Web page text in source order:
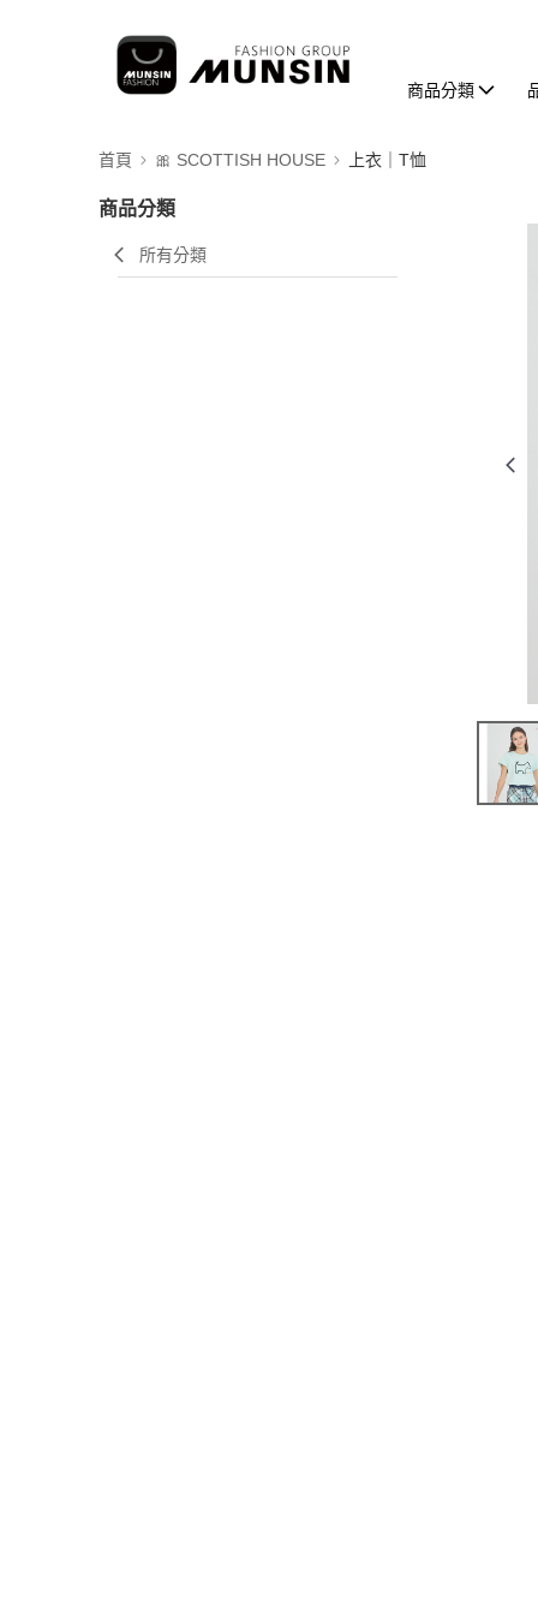
商品分類
首頁 🎀 SCOTTISH HOUSE 上衣｜T恤
商品分類
所有分類